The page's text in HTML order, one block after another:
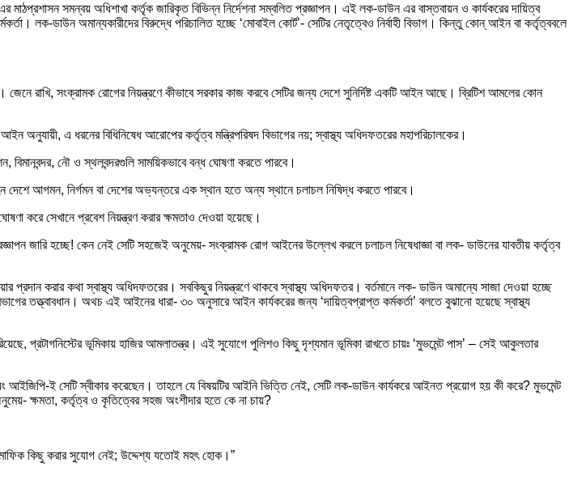
মাঠপ্রশাসন সমন্বয় অধিশাখা কর্তৃক জারিকৃত বিভিন্ন নির্দেশনা সম্বলিত প্রজ্ঞাপন। এই লক-ডাউন এর বাস্তবায়ন ও কার্যকরের দায়িত্ব
লক-ডাউন অমান্যকারীদের বিরুদ্ধে পরিচালিত হচ্ছে ‘মোবাইল কোর্ট’- সেটির নেতৃত্বেও নির্বাহী বিভাগ। কিন্তু কোন্ আইন বা কর্তৃত্ববলে
রাখি, সংক্রামক রোগের নিয়ন্ত্রণে কীভাবে সরকার কাজ করবে সেটির জন্য দেশে সুনির্দিষ্ট একটি আইন আছে। ব্রিটিশ আমলের কোন
এ ধরনের বিধিনিষেধ আরোপের কর্তৃত্ব মন্ত্রিপরিষদ বিভাগের নয়; স্বাস্থ্য অধিদফতরের মহাপরিচালকের।
নৌ ও স্থলবন্দরগুলি সাময়িকভাবে বন্ধ ঘোষণা করতে পারবে।
আগমন, নির্গমন বা দেশের অভ্যন্তরে এক স্থান হতে অন্য স্থানে চলাচল নিষিদ্ধ করতে পারবে।
করে সেখানে প্রবেশ নিয়ন্ত্রণ করার ক্ষমতাও দেওয়া হয়েছে।
জারি হচ্ছে! কেন নেই সেটি সহজেই অনুমেয়- সংক্রামক রোগ আইনের উল্লেখ করলে চলাচল নিষেধাজ্ঞা বা লক- ডাউনের যাবতীয় কর্তৃত্ব
প্রদান করার কথা স্বাস্থ্য অধিদফতরের। সবকিছুর নিয়ন্ত্রণে থাকবে স্বাস্থ্য অধিদফতর। বর্তমানে লক- ডাউন অমান্যে সাজা দেওয়া হচ্ছে
তত্ত্বাবধান। অথচ এই আইনের ধারা- ৩০ অনুসারে আইন কার্যকরের জন্য ‘দায়িত্বপ্রাপ্ত কর্মকর্তা’ বলতে বুঝানো হয়েছে স্বাস্থ্য
প্রটাগনিস্টের ভূমিকায় হাজির আমলাতন্ত্র। এই সুযোগে পুলিশও কিছু দৃশ্যমান ভূমিকা রাখতে চায়ঃ ‘মুভমেন্ট পাস’ – সেই আকুলতার
আইজিপি-ই সেটি স্বীকার করেছেন। তাহলে যে বিষয়টির আইনি ভিত্তি নেই, সেটি লক-ডাউন কার্যকরে আইনত প্রয়োগ হয় কী করে? মুভমেন্ট
ক্ষমতা, কর্তৃত্ব ও কৃতিত্বের সহজ অংশীদার হতে কে না চায়?
কিছু করার সুযোগ নেই; উদ্দেশ্য যতোই মহৎ হোক।”